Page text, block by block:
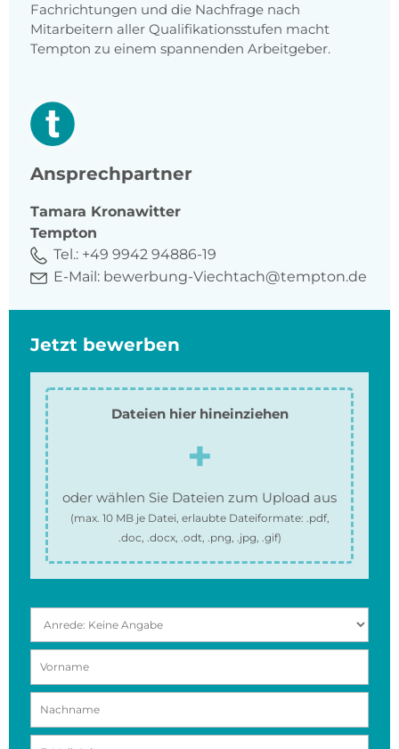
Fachrichtungen und die Nachfrage nach
Mitarbeitern aller Qualifikationsstufen macht
Tempton zu einem spannenden Arbeitgeber.
Ansprechpartner
Tamara Kronawitter
Tempton
Tel.: +49 9942 94886-19
E-Mail: bewerbung-Viechtach@tempton.de
Jetzt bewerben
Dateien hier hineinziehen
oder wählen Sie Dateien zum Upload aus
(max. 10 MBje Datei, erlaubte Dateiformate: .pdf,
.doc, .docx, .odt, .png, .jpg, .gif)